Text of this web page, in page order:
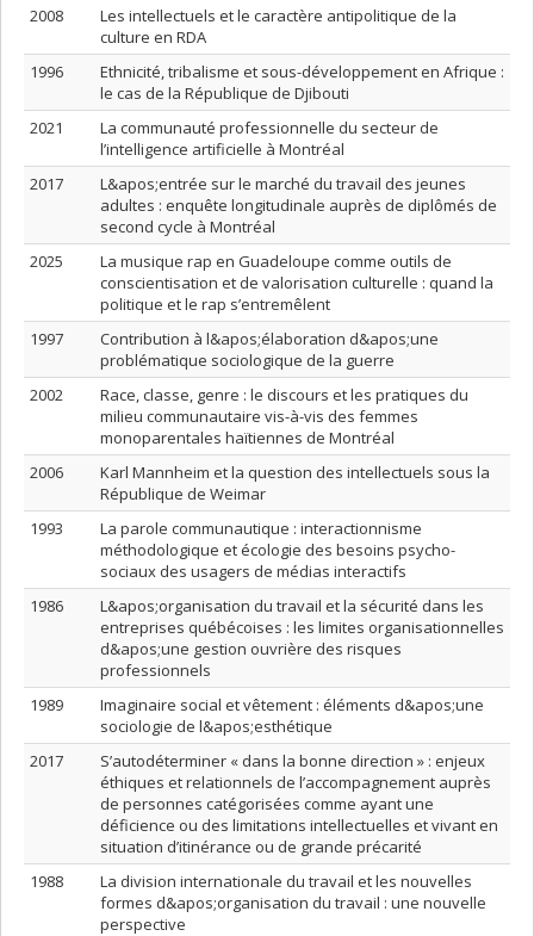
2008
Les intellectuels et le caractère antipolitique de la
culture en RDA
1996
Ethnicité, tribalisme et sous-développement en Afrique :
le cas de la République de Djibouti
2021
La communauté professionnelle du secteur de
l’intelligence artificielle à Montréal
2017
L&apos;entrée sur le marché du travail des jeunes
adultes : enquête longitudinale auprès de diplômés de
second cycle à Montréal
2025
La musique rap en Guadeloupe comme outils de
conscientisation et de valorisation culturelle : quand la
politique et le rap s’entremêlent
1997
Contribution à l&apos;élaboration d&apos;une
problématique sociologique de la guerre
2002
Race, classe, genre : le discours et les pratiques du
milieu communautaire vis-à-vis des femmes
monoparentales haïtiennes de Montréal
2006
Karl Mannheim et la question des intellectuels sous la
République de Weimar
1993
La parole communautique : interactionnisme
méthodologique et écologie des besoins psycho-
sociaux des usagers de médias interactifs
1986
L&apos;organisation du travail et la sécurité dans les
entreprises québécoises : les limites organisationnelles
d&apos;une gestion ouvrière des risques
professionnels
1989
Imaginaire social et vêtement : éléments d&apos;une
sociologie de l&apos;esthétique
2017
S’autodéterminer « dans la bonne direction » : enjeux
éthiques et relationnels de l’accompagnement auprès
de personnes catégorisées comme ayant une
déficience ou des limitations intellectuelles et vivant en
situation d’itinérance ou de grande précarité
1988
La division internationale du travail et les nouvelles
formes d&apos;organisation du travail : une nouvelle
perspective